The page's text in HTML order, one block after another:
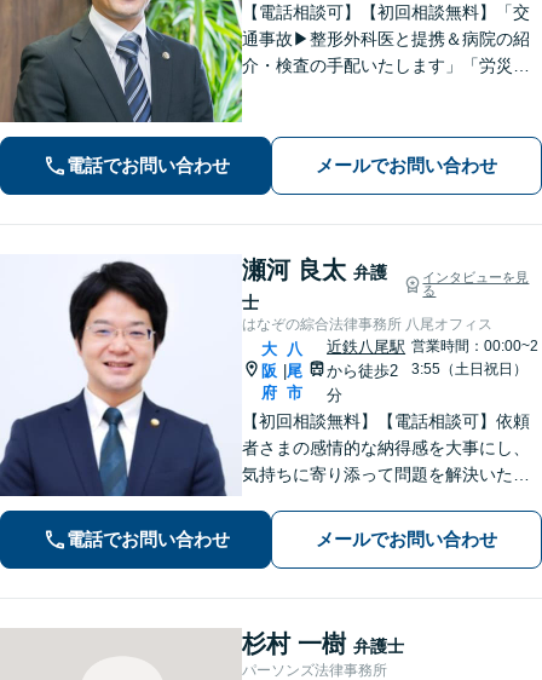
【電話相談可】【初回相談無料】「交
通事故▶︎整形外科医と提携＆病院の紹
介・検査の手配いたします」「労災の
ます。法律問題だけではないトータル
サポートを目指します【セカンドオピ
ニオン可】
電話でお問い合わせ メールでお問い合わせ
瀬河 良太 弁護
士
インタビューを見
る
はなぞの綜合法律事務所 八尾オフィス
大
阪
府
八
尾
市
近鉄八尾駅
から徒歩2
分
営業時間：00:00~2
3:55（土日祝日）
【初回相談無料】【電話相談可】依頼
者さまの感情的な納得感を大事にし、
気持ちに寄り添って問題を解決いたし
し、秘密厳守を徹底」子の監護が関わ
る複雑なケースも対応【完全個室対
電話でお問い合わせ メールでお問い合わせ
杉村 一樹 弁護士
パーソンズ法律事務所